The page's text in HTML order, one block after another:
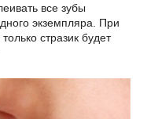
все зубы
экземпляра. При
стразик будет